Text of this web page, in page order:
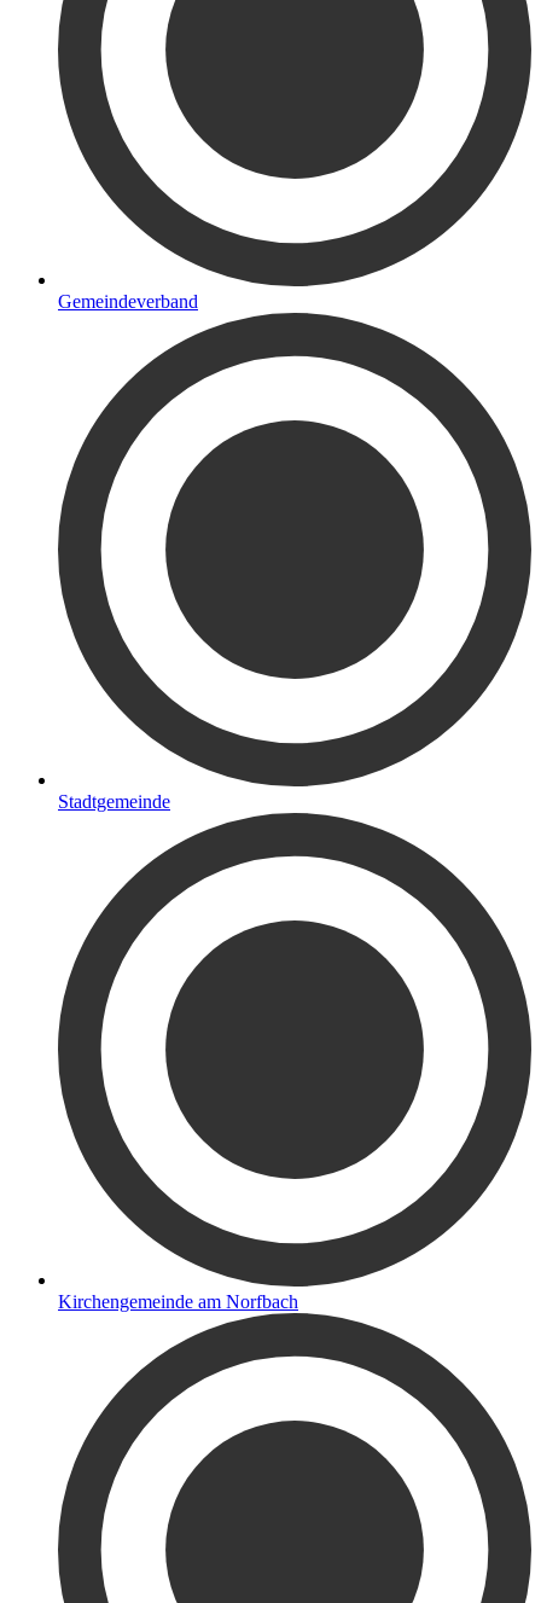
Gemeindeverband
Stadtgemeinde
Kirchengemeinde am Norfbach